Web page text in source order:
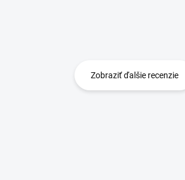
Zobraziť ďalšie recenzie